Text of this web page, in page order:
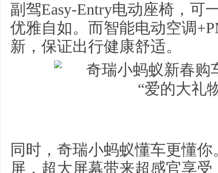
副驾Easy-Entry电动座椅，可
优雅自如。而智能电动空调
新，保证出行健康舒适。
同时，奇瑞小蚂蚁懂车更懂
屏，超大屏幕带来超感官享